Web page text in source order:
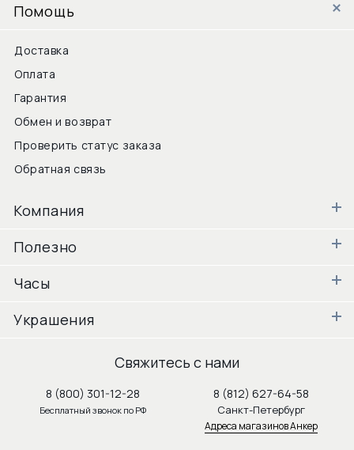
Помощь
Доставка
Оплата
Гарантия
Обмен и возврат
Проверить статус заказа
Обратная связь
Компания
Полезно
Часы
Украшения
Свяжитесь с нами
8 (800) 301-12-28
Бесплатный звонок по РФ
8 (812) 627-64-58
Санкт-Петербург
Адреса магазинов Анкер